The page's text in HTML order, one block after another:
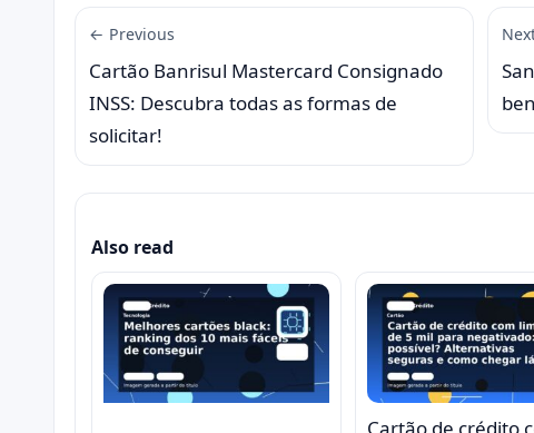
← Previous
Cartão Banrisul Mastercard Consignado
INSS: Descubra todas as formas de
solicitar!
Also read